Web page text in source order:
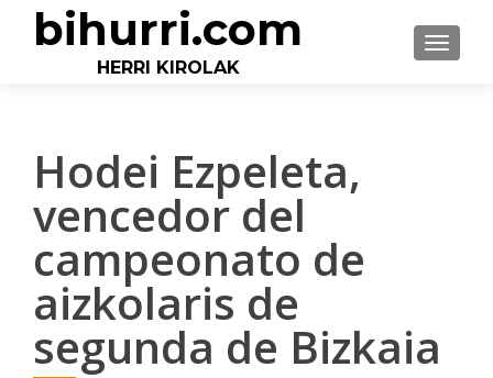
bihurri.com
HERRI KIROLAK
Hodei Ezpeleta,
vencedor del
campeonato de
aizkolaris de
segunda de Bizkaia